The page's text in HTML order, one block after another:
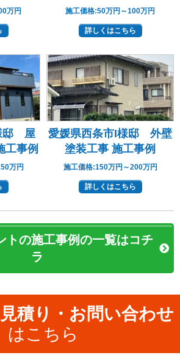
万円 施工価格:50万円～100万円
詳しくはこちら
邸 屋
工事例
万円
愛媛県西条市I様邸 外壁
塗装工事 施工事例
施工価格:150万円～200万円
詳しくはこちら
トの施工事例の一覧はコチ
ラ
積り・お問い合わせ
はこちら